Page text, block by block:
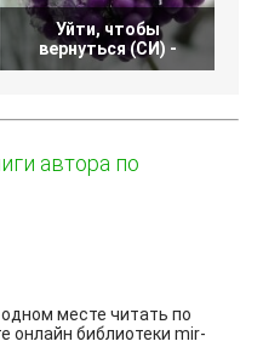
Уйти, чтобы
вернуться (СИ) -
автора по
месте читать по
онлайн библиотеки mir-